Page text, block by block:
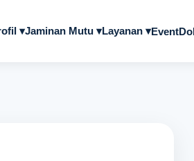
▾Jaminan Mutu ▾Layanan ▾Event